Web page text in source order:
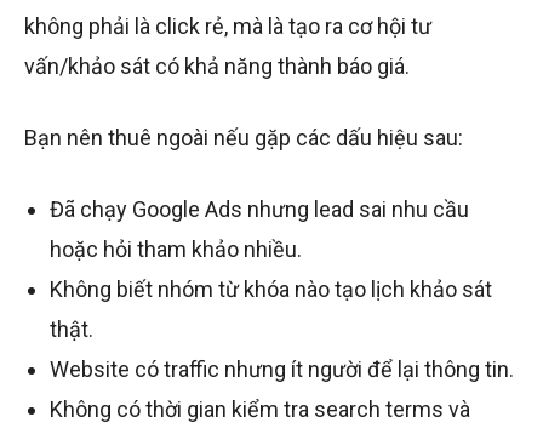
không phải là click rẻ, mà là tạo ra cơ hội tư
vấn/khảo sát có khả năng thành báo giá.
Bạn nên thuê ngoài nếu gặp các dấu hiệu sau:
Đã chạy Google Ads nhưng lead sai nhu cầu
hoặc hỏi tham khảo nhiều.
Không biết nhóm từ khóa nào tạo lịch khảo sát
thật.
Website có traffic nhưng ít người để lại thông tin.
Không có thời gian kiểm tra search terms và